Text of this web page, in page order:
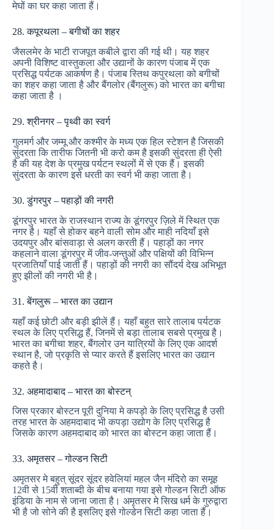
मेघों का घर कहा जाता हैं।
28. कपूरथला – बगीचों का शहर
जैसलमेर के भाटी राजपूत कबीले द्वारा की गई थी। यह शहर
अपनी विशिष्ट वास्तुकला और उद्यानों के कारण पंजाब में एक
प्रसिद्ध पर्यटक आकर्षण है। पंजाब स्तिथ कपुरथला को बगीचों
का शहर कहा जाता है और बैंगलोर (बैंगलुरू) को भारत का बगीचा
कहा जाता है ।
29. श्रीनगर – पृथ्वी का स्वर्ग
गुलमर्ग और जम्मू और कश्मीर के मध्य एक हिल स्टेशन है जिसकी
सुंदरता कि तारीफ जितनी भी करो कम है इसकी सुंदरता ही ऐसी
है की यह देश के प्रमुख पर्यटन स्‍थलों में से एक हैं। इसकी
सुंदरता के कारण इसे धरती का स्‍वर्ग भी कहा जाता है।
30. डुंगरपुर – पहाड़ों की नगरी
डूंगरपुर भारत के राजस्थान राज्य के डूंगरपुर ज़िले में स्थित एक
नगर है। यहाँ से होकर बहने वाली सोम और माही नदियाँ इसे
उदयपुर और बांसवाड़ा से अलग करती हैं। पहाड़ों का नगर
कहलाने वाला डूंगरपुर में जीव-जन्तुओं और पक्षियों की विभिन्न
प्रजातियाँ पाई जाती हैं। पहाड़ों की नगरी का सौंदर्य देख अभिभूत
हुए झीलों की नगरी भी है।
31. बेंगलुरू – भारत का उद्यान
यहाँ कई छोटी और बड़ी झीलें हैं। यहाँ बहुत सारे तालाब पर्यटक
स्थल के लिए प्रसिद्ध हैं, जिनमें से बड़ा तालाब सबसे प्रमुख है।
भारत का बगीचा शहर, बैंगलोर उन यात्रियों के लिए एक आदर्श
स्थान है, जो प्रकृति से प्यार करते हैं इसलिए भारत का उद्यान
कहते है।
32. अहमादाबाद – भारत का बोस्टन्
जिस प्रकार बोस्टन पूरी दुनिया मे कपड़ो के लिए प्रसिद्ध है उसी
तरह भारत के अहमदाबाद भी कपड़ा उद्योग के लिए प्रसिद्ध है
जिसके कारण अहमदाबाद को भारत का बोस्टन कहा जाता हैं।
33. अमृतसर – गोल्डन सिटी
अमृतसर मे बहुत् सूंदर सूंदर हवेलियां महल जैन मंदिरो का समूह
12वी से 15वी शताब्दी के बीच बनाया गया इसे गोल्‍डन सिटी ऑफ
इंडिया के नाम से जाना जाता है। अमृतसर मे सिख धर्म के गुरुद्वारा
भी है जो सोने की है इसलिए इसे गोल्डेन सिटी कहा जाता हैं।